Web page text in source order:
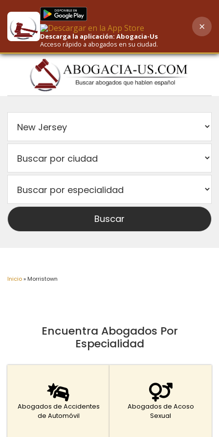
AI-Powered Search
Inicio» Morristown
Encuentra Abogados Por
Especialidad
Abogados de Accidentes
de Automóvil
Abogados de Acoso
Sexual
Descarga la aplicación: Abogacia-Us
Acceso rápido a abogados en su ciudad.
×